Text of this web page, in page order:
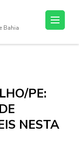
Bahia
PE:
NESTA